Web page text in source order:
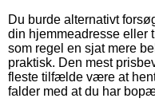
Du burde alternativt
din hjemmeadresse eller
som regel en sjat mere
praktisk. Den mest
fleste tilfælde være at
falder med at du har